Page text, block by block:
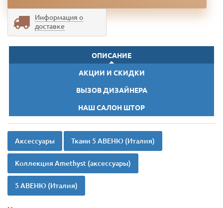
Информация о
доставке
ОПИСАНИЕ
АКЦИИ И СКИДКИ
ВЫЗОВ ДИЗАЙНЕРА
НАШ САЛОН ШТОР
Аксессуары Ткани 5 АВЕНЮ (Италия)
Коллекция Amethyst (аксессуары)
5 АВЕНЮ (Италия)